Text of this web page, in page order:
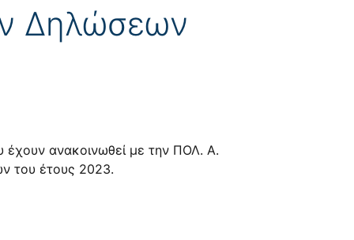
Δηλώσεων
έχουν ανακοινωθεί με την ΠΟΛ. Α.
του έτους 2023.